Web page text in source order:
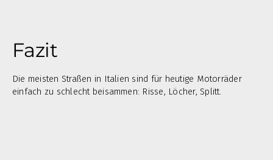
Fazit
Die meisten Straßen in Italien sind für heutige Motorräder
einfach zu schlecht beisammen: Risse, Löcher, Splitt.